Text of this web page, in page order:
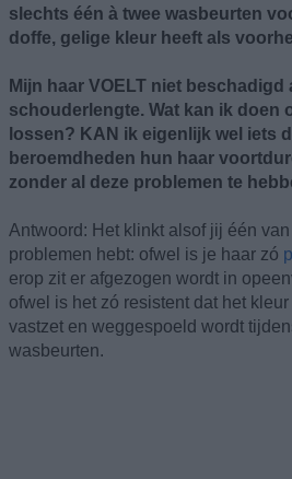
slechts één à twee wasbeurten
doffe, gelige kleur heeft als
Mijn haar VOELT niet beschadigd
schouderlengte. Wat kan ik doen
lossen? KAN ik eigenlijk wel iets
beroemdheden hun haar
zonder al deze problemen te
Antwoord: Het klinkt alsof jij één
problemen hebt: ofwel is je haar zó
erop zit er afgezogen wordt in
ofwel is het zó resistent dat het
vastzet en weggespoeld wordt
wasbeurten.